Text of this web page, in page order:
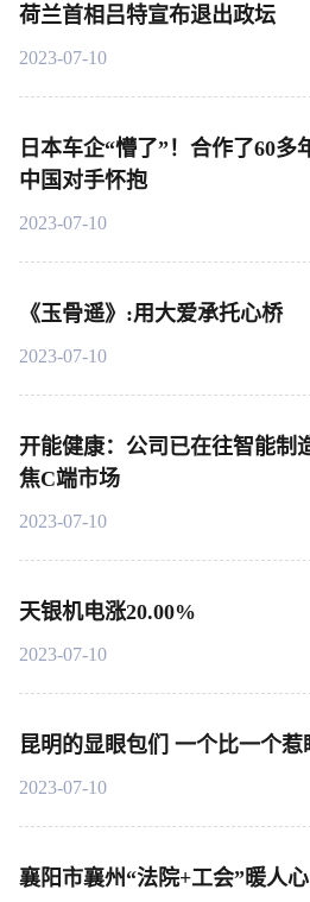
荷兰首相吕特宣布退出政坛
2023-07-10
日本车企“懵了”！合作了60多
中国对手怀抱
2023-07-10
《玉骨遥》:用大爱承托心桥
2023-07-10
开能健康：公司已在往智能制
焦C端市场
2023-07-10
天银机电涨20.00%
2023-07-10
昆明的显眼包们 一个比一个惹
2023-07-10
襄阳市襄州“法院+工会”暖人